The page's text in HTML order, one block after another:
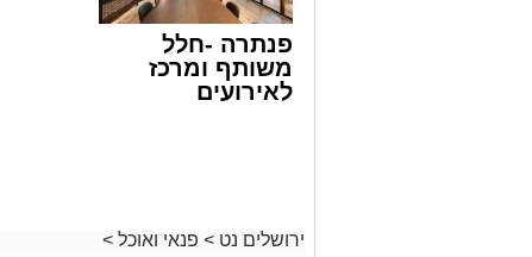
פנתרה -חלל
משותף ומרכז
לאירועים
ירושלים נט > פנאי ואוכל >